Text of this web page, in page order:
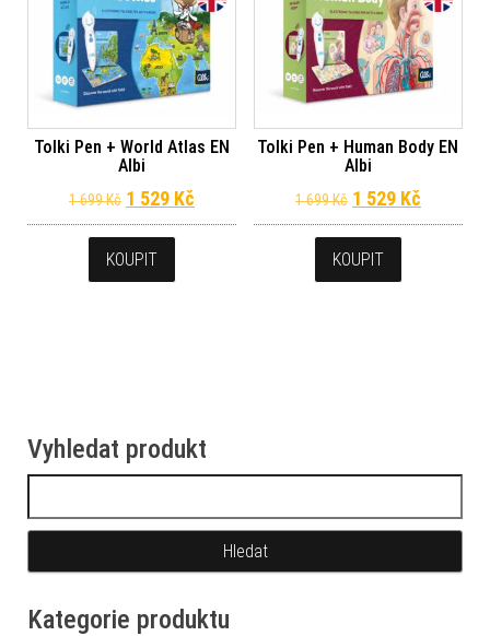
Tolki Pen + World Atlas EN
Albi
1 699Kč Původní cena byla: 1 699 Kč.
1 529 Kč Aktuální cena je: 1 529 Kč.
KOUPIT
Tolki Pen + Human Body EN
Albi
1 699Kč Původní cena
1 529 KčAktuální
KOUPIT
Vyhledat produkt
Kategorie produktu